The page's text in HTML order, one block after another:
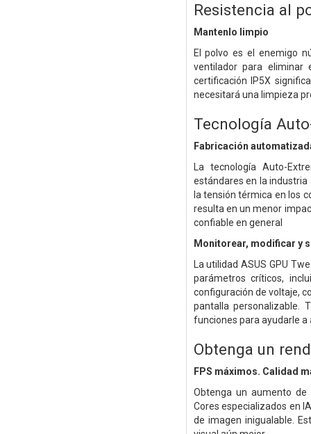
Resistencia al
Mantenlo limpio
El polvo es el enemigo
ventilador para
certificación IP5X
necesitará una limpieza
Tecnología
Fabricación
La tecnología Auto-
estándares en la
la tensión térmica en los
resulta en un menor
confiable en general
Monitorear, modificar y
La utilidad ASUS GPU
parámetros críticos,
configuración de voltaje,
pantalla personalizable.
funciones para ayudarle
Obtenga un
FPS máximos. Calidad
Obtenga un aumento de
Cores especializados en
de imagen inigualable.